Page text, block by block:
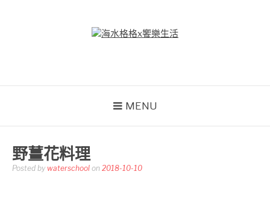
MENU
野薑花料理
Posted by waterschool on 2018-10-10